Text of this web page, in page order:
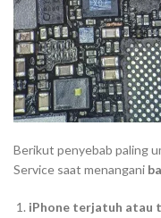
Berikut penyebab paling
Service saat menangani
iPhone terjatuh atau